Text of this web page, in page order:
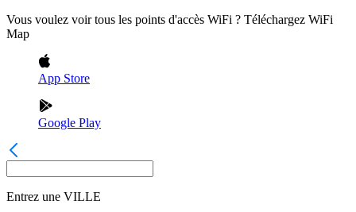
Vous voulez voir tous les points d'accès WiFi ? Téléchargez WiFi
Map
App Store
Google Play
Entrez une VILLE